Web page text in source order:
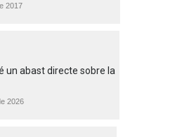
2017
un abast directe sobre la
2026